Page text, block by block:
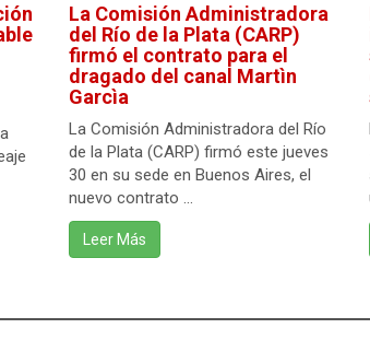
La Comisión Administradora
del Río de la Plata (CARP)
firmó el contrato para el
dragado del canal Martìn
Garcìa
La Comisión Administradora del Río
de la Plata (CARP) firmó este jueves
30 en su sede en Buenos Aires, el
nuevo contrato ...
Leer Más